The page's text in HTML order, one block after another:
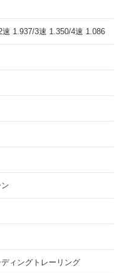
速 1.937/3速 1.350/4速 1.086
ィングトレーリング